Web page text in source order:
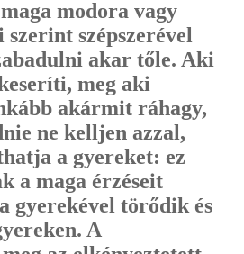
modora vagy
szerint szépszerével
akar tőle. Aki
meg aki
akármit ráhagy,
ne kelljen azzal,
a gyereket: ez
a maga érzéseit
gyerekével törődik és
A